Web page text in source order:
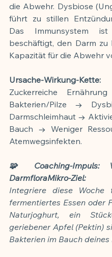
die Abwehr. Dysbiose
führt zu stillen
Das Immunsystem
beschäftigt, den Darm
Kapazität für die Abwehr
Ursache-Wirkung-Kette:
Zuckerreiche
Bakterien/Pilze →
Darmschleimhaut →
Bauch → Weniger
Atemwegsinfekten.
🧩 Coaching-Impuls:
DarmfloraMikro-Ziel:
Integriere diese Woche
fermentiertes Essen oder
Naturjoghurt, ein
geriebener Apfel (Pektin)
Bakterien im Bauch deines